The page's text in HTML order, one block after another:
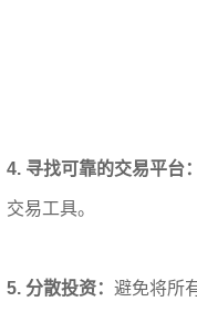
4. 寻找可靠的交易平台：
交易工具。
5. 分散投资：避免将所